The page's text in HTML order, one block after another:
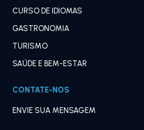
CURSO DE IDIOMAS
GASTRONOMIA
TURISMO
SAÚDE E BEM-ESTAR
CONTATE-NOS
ENVIE SUA MENSAGEM